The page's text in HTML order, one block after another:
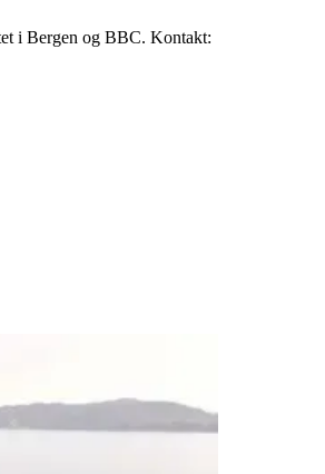
i Bergen og BBC. Kontakt: